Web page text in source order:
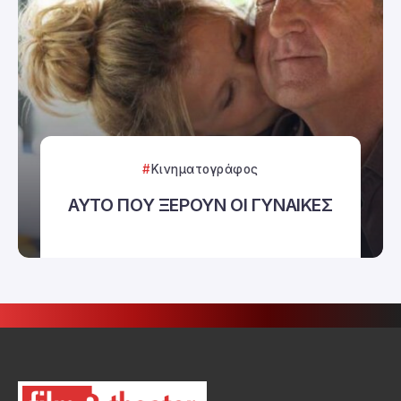
Κινηματογράφος
ΑΥΤΟ ΠΟΥ ΞΕΡΟΥΝ ΟΙ ΓΥΝΑΙΚΕΣ